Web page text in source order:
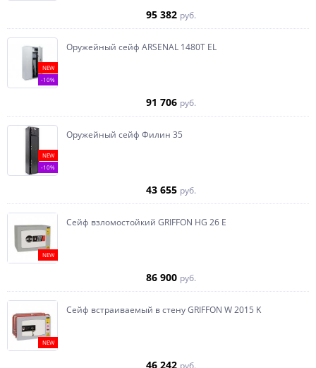
95 382 руб.
NEW
-10%
Оружейный сейф ARSENAL 1480Т EL
91 706 руб.
NEW
-10%
Оружейный сейф Филин 35
43 655 руб.
NEW
Сейф взломостойкий GRIFFON HG 26 E
86 900 руб.
NEW
Сейф встраиваемый в стену GRIFFON W 2015 K
46 242 руб.